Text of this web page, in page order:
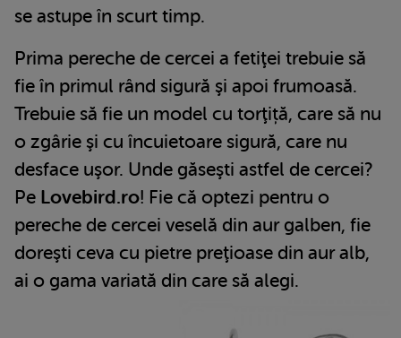
se astupe în scurt timp.
Prima pereche de cercei a fetiţei trebuie să
fie în primul rând sigură şi apoi frumoasă.
Trebuie să fie un model cu torţiță, care să nu
o zgârie şi cu încuietoare sigură, care nu
desface uşor. Unde găseşti astfel de cercei?
Pe Lovebird.ro! Fie că optezi pentru o
pereche de cercei veselă din aur galben, fie
doreşti ceva cu pietre preţioase din aur alb,
ai o gama variată din care să alegi.